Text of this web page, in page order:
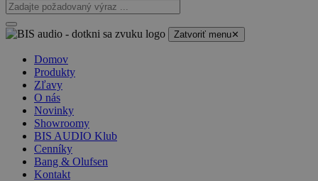
Zatvoriť menu✕
Domov
Produkty
Zľavy
O nás
Novinky
Showroomy
BIS AUDIO Klub
Cenníky
Bang & Olufsen
Kontakt